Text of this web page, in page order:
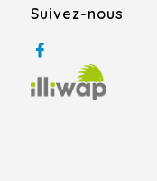
Suivez-nous